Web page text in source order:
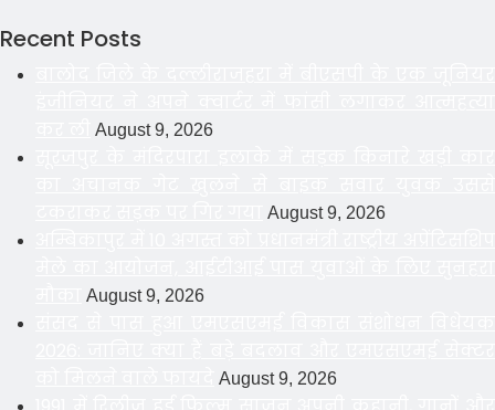
Recent Posts
August 9, 2026
August 9, 2026
August 9, 2026
August 9, 2026